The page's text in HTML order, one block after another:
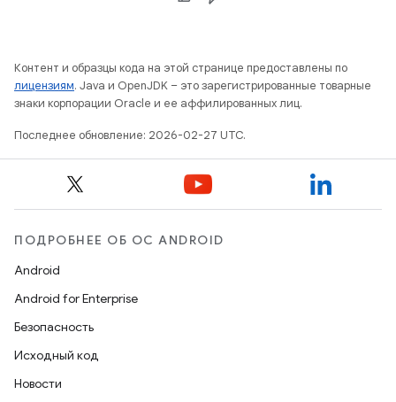
Контент и образцы кода на этой странице предоставлены по
лицензиям. Java и OpenJDK – это зарегистрированные товарные
знаки корпорации Oracle и ее аффилированных лиц.
Последнее обновление: 2026-02-27 UTC.
ПОДРОБНЕЕ ОБ ОС ANDROID
Android
Android for Enterprise
Безопасность
Исходный код
Новости